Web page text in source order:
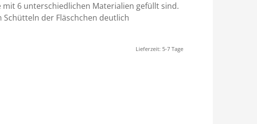
mit 6 unterschiedlichen Materialien gefüllt sind.
der Fläschchen deutlich
Lieferzeit: 5-7 Tage